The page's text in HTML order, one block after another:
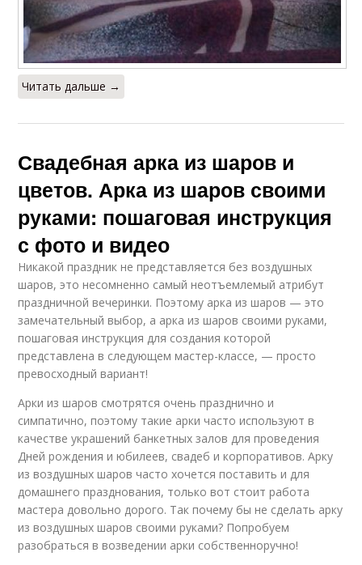
Читать дальше →
Свадебная арка из шаров и
цветов. Арка из шаров своими
руками: пошаговая инструкция
с фото и видео
Никакой праздник не представляется без воздушных
шаров, это несомненно самый неотъемлемый атрибут
праздничной вечеринки. Поэтому арка из шаров — это
замечательный выбор, а арка из шаров своими руками,
пошаговая инструкция для создания которой
представлена в следующем мастер-классе, — просто
превосходный вариант!
Арки из шаров смотрятся очень празднично и
симпатично, поэтому такие арки часто используют в
качестве украшений банкетных залов для проведения
Дней рождения и юбилеев, свадеб и корпоративов. Арку
из воздушных шаров часто хочется поставить и для
домашнего празднования, только вот стоит работа
мастера довольно дорого. Так почему бы не сделать арку
из воздушных шаров своими руками? Попробуем
разобраться в возведении арки собственноручно!